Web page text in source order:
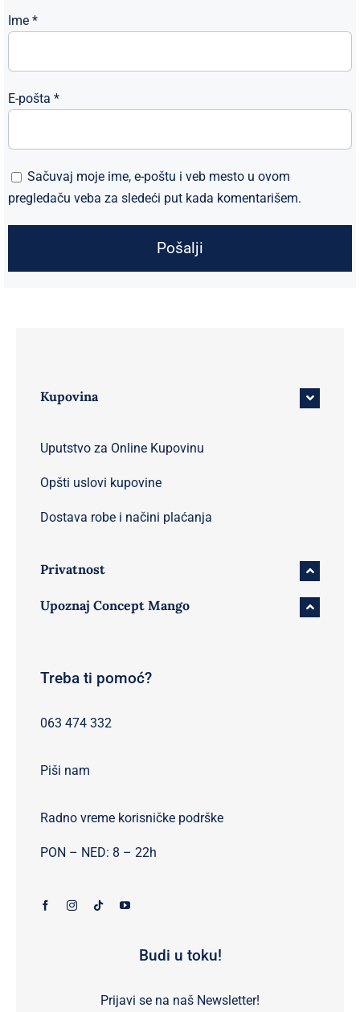
Ime *
E-pošta *
Sačuvaj moje ime, e-poštu i veb mesto u ovom
pregledaču veba za sledeći put kada komentarišem.
Budi u toku!
Prijavi se na naš Newsletter!
Kupovina
Uputstvo za Online Kupovinu
Opšti uslovi kupovine
Dostava robe i načini plaćanja
Privatnost
Upoznaj Concept Mango
Treba ti pomoć?
063 474 332
Piši nam
Radno vreme korisničke podrške
PON – NED: 8 – 22h